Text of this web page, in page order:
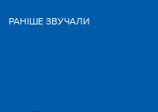
РАНІШЕ ЗВУЧАЛИ